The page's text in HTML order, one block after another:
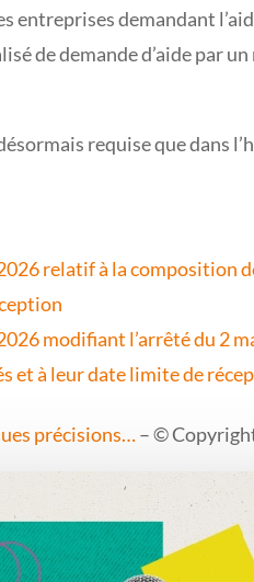
entreprises demandant
de demande d’aide par
requise que dans
relatif à la composition
modifiant l’arrêté du 2
et à leur date limite de
précisions…– ©